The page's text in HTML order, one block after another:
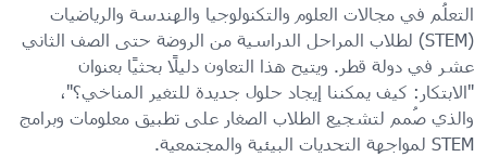
التعلُم في مجالات العلوم والتكنولوجيا والهندسة والرياضيات
(STEM) لطلاب المراحل الدراسية من الروضة حتى الصف الثاني
عشر في دولة قطر. ويتيح هذا التعاون دليلًا بحثيًا بعنوان
"الابتكار: كيف يمكننا إيجاد حلول جديدة للتغير المناخي؟"،
والذي صُمم لتشجيع الطلاب الصغار على تطبيق معلومات وبرامج
STEM لمواجهة التحديات البيئية والمجتمعية.